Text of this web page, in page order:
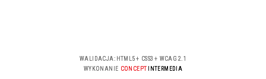
WALIDACJA: HTML5+ CSS3 + WCAG 2.1
WYKONANIE CONCEPT INTERMEDIA